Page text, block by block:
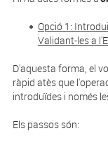
Opció 1:
Validant-les a
D'aquesta forma, el
ràpid atès que
introduïdes i només
Els passos són: